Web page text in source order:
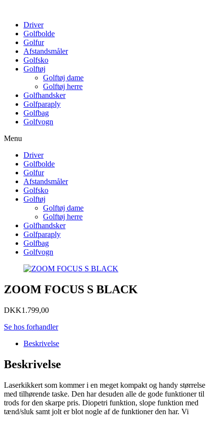
Driver
Golfbolde
Golfur
Afstandsmåler
Golfsko
Golftøj
Golftøj dame
Golftøj herre
Golfhandsker
Golfparaply
Golfbag
Golfvogn
Menu
Driver
Golfbolde
Golfur
Afstandsmåler
Golfsko
Golftøj
Golftøj dame
Golftøj herre
Golfhandsker
Golfparaply
Golfbag
Golfvogn
ZOOM FOCUS S BLACK
DKK1.799,00
Se hos forhandler
Beskrivelse
Beskrivelse
Laserkikkert som kommer i en meget kompakt og handy størrelse
med tilhørende taske. Den har desuden alle de gode funktioner til
trods for den skarpe pris. Diopetri funktion, slope funktion med
tænd/sluk samt jolt er blot nogle af de funktioner den har. Vi